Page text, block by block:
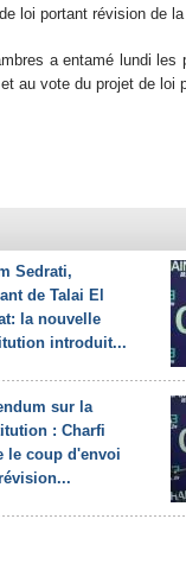
loi portant révision de
a entamé lundi
au vote du projet de loi
Sedrati,
de Talai El
la nouvelle
introduit...
sur la
: Charfi
le coup d'envoi